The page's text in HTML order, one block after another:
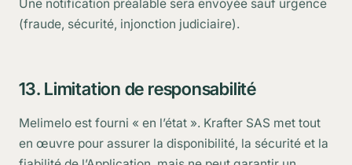
Une notification préalable sera envoyée sauf urgence
(fraude, sécurité, injonction judiciaire).
13. Limitation de responsabilité
Melimelo est fourni « en l’état ». Krafter SAS met tout
en œuvre pour assurer la disponibilité, la sécurité et la